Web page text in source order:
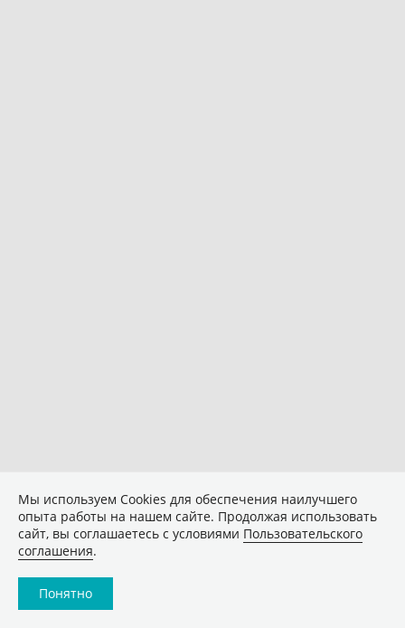
Мы используем Сookies для обеспечения наилучшего
опыта работы на нашем сайте. Продолжая использовать
сайт, вы соглашаетесь с условиями Пользовательского
соглашения.
Понятно